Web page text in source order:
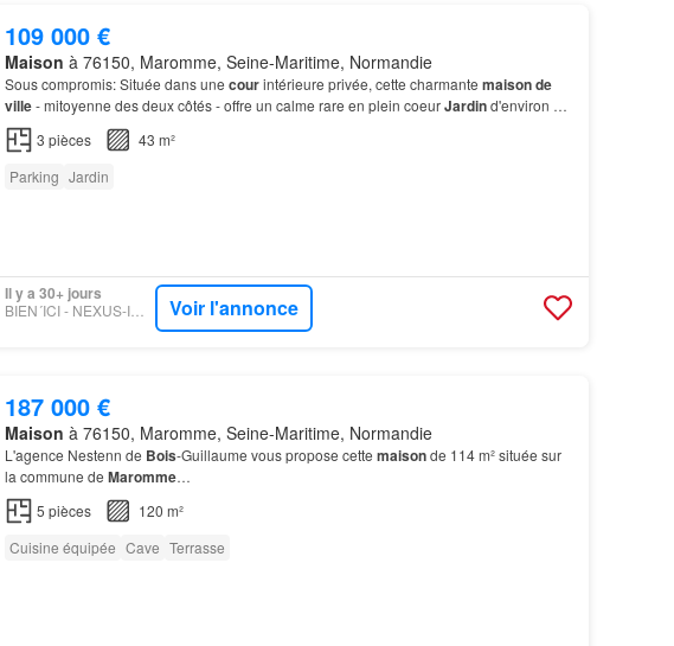
109 000 €
Maison à 76150, Maromme, Seine-Maritime, Normandie
Sous compromis: Située dans une courintérieure privée, cette charmante maison de
ville- mitoyenne des deux côtés - offre un calme rare en plein coeurJardind'environ 18
m2 - entièrement clos - offre un petit extérieur agré…
3 pièces
43 m²
Parking Jardin
Il y a 30+ jours
BIEN´ICI - NEXUS-IMMOBILIER Voir l'annonce
187 000 €
Maison à 76150, Maromme, Seine-Maritime, Normandie
L'agence Nestenn de Bois-Guillaume vous propose cette maisonde 114 m² située sur
la commune de Maromme…
5 pièces
120 m²
Cuisine équipée Cave Terrasse